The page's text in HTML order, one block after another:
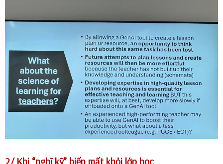
2/ Khi “nghĩ kỹ” biến mất khỏi lớp học